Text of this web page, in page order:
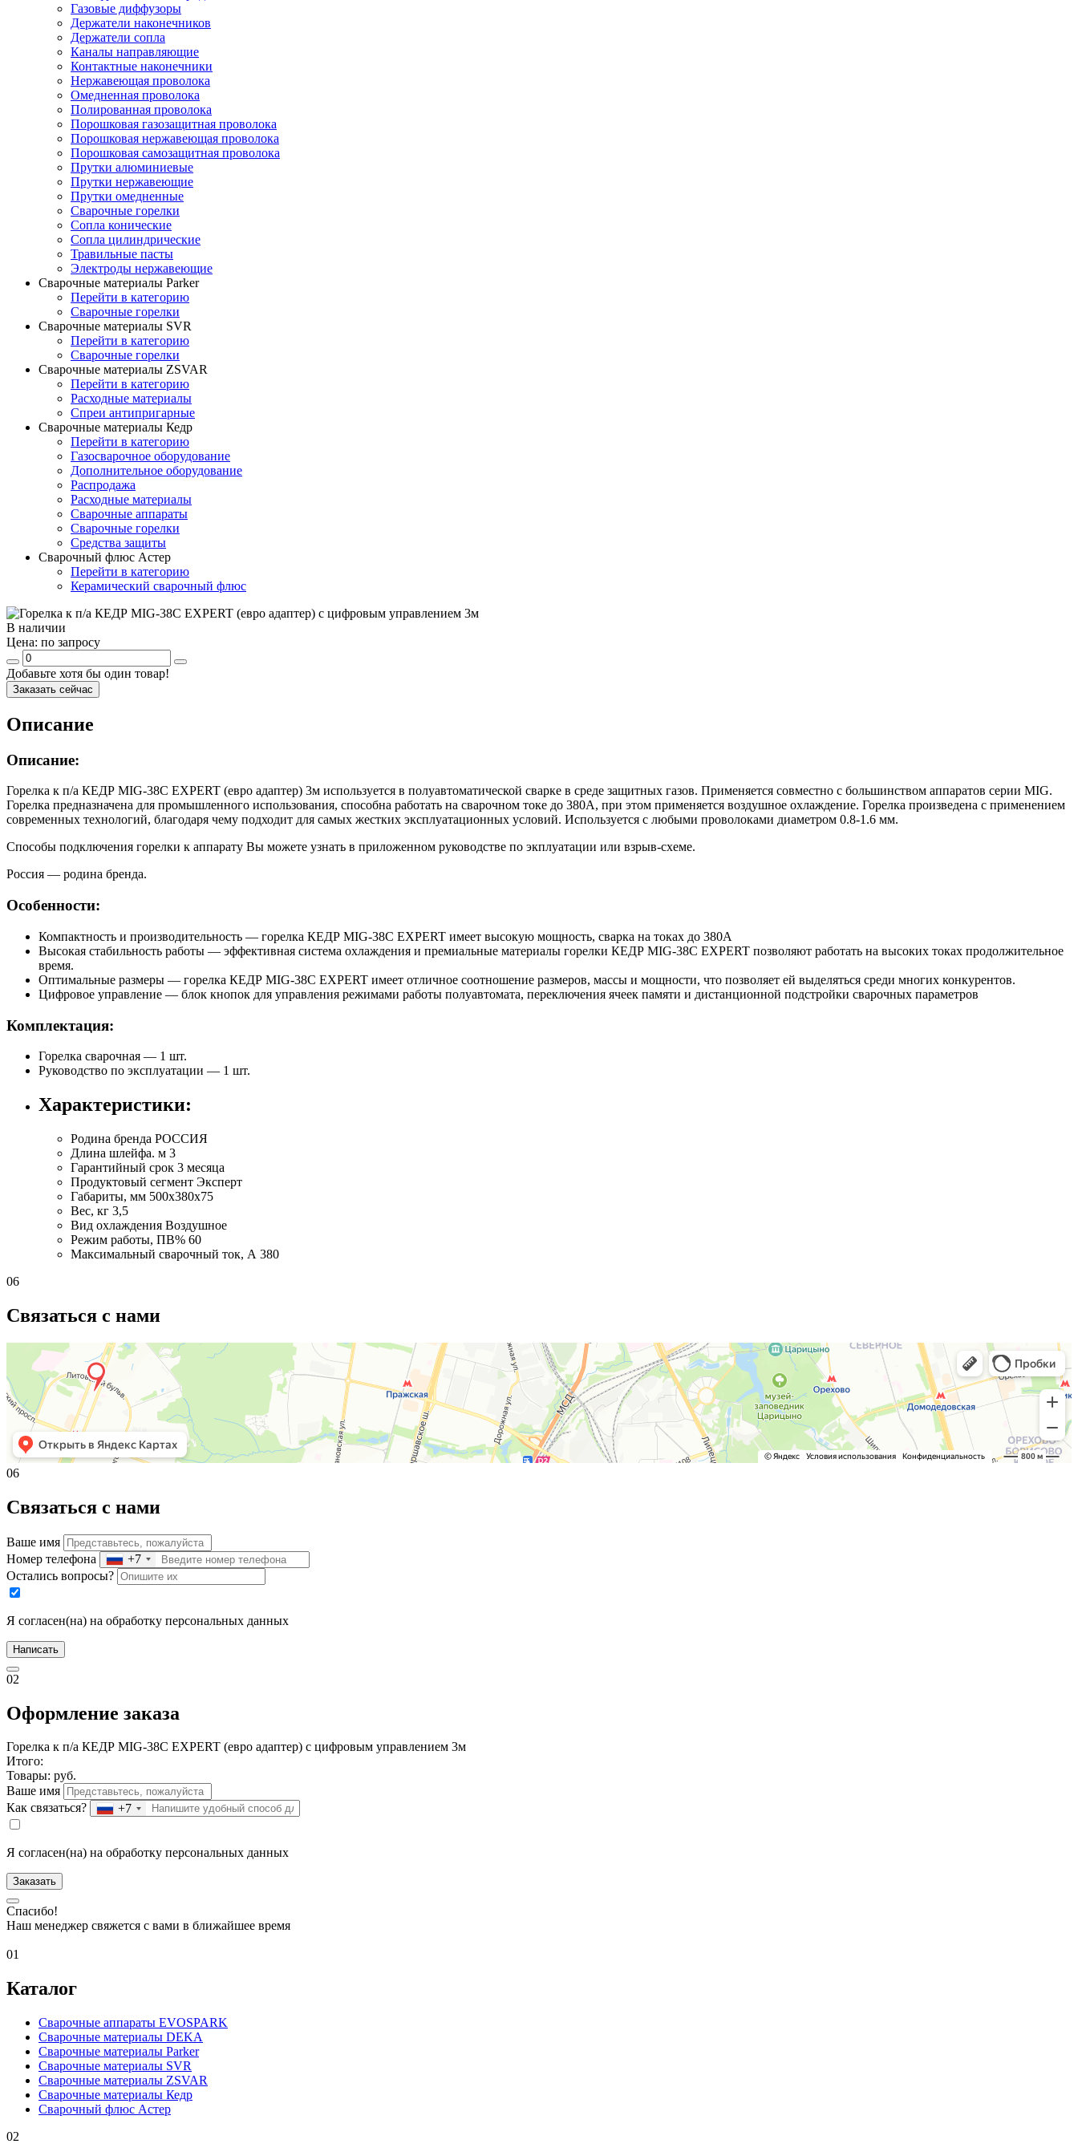
Газовые диффузоры
Держатели наконечников
Держатели сопла
Каналы направляющие
Контактные наконечники
Нержавеющая проволока
Омедненная проволока
Полированная проволока
Порошковая газозащитная проволока
Порошковая нержавеющая проволока
Порошковая самозащитная проволока
Прутки алюминиевые
Прутки нержавеющие
Прутки омедненные
Сварочные горелки
Сопла конические
Сопла цилиндрические
Травильные пасты
Электроды нержавеющие
Сварочные материалы Parker
Перейти в категорию
Сварочные горелки
Сварочные материалы SVR
Перейти в категорию
Сварочные горелки
Сварочные материалы ZSVAR
Перейти в категорию
Расходные материалы
Спреи антипригарные
Сварочные материалы Кедр
Перейти в категорию
Газосварочное оборудование
Дополнительное оборудование
Распродажа
Расходные материалы
Сварочные аппараты
Сварочные горелки
Средства защиты
Сварочный флюс Астер
Перейти в категорию
Керамический сварочный флюс
В наличии
Цена: по запросу
Добавьте хотя бы один товар!
Заказать сейчас
Описание
Описание:
Горелка к п/а КЕДР MIG-38C EXPERT (евро адаптер) 3м используется в полуавтоматической сварке в среде защитных газов. Применяется совместно с большинством аппаратов серии MIG.
Горелка предназначена для промышленного использования, способна работать на сварочном токе до 380А, при этом применяется воздушное охлаждение. Горелка произведена с применением
современных технологий, благодаря чему подходит для самых жестких эксплуатационных условий. Используется с любыми проволоками диаметром 0.8-1.6 мм.
Способы подключения горелки к аппарату Вы можете узнать в приложенном руководстве по экплуатации или взрыв-схеме.
Россия — родина бренда.
Особенности:
Компактность и производительность — горелка КЕДР MIG-38C EXPERT имеет высокую мощность, сварка на токах до 380А
Высокая стабильность работы — эффективная система охлаждения и премиальные материалы горелки КЕДР MIG-38C EXPERT позволяют работать на высоких токах продолжительное
время.
Оптимальные размеры — горелка КЕДР MIG-38C EXPERT имеет отличное соотношение размеров, массы и мощности, что позволяет ей выделяться среди многих конкурентов.
Цифровое управление — блок кнопок для управления режимами работы полуавтомата, переключения ячеек памяти и дистанционной подстройки сварочных параметров
Комплектация:
Горелка сварочная — 1 шт.
Руководство по эксплуатации — 1 шт.
Характеристики:
Родина бренда РОССИЯ
Длина шлейфа. м 3
Гарантийный срок 3 месяца
Продуктовый сегмент Эксперт
Габариты, мм 500x380x75
Вес, кг 3,5
Вид охлаждения Воздушное
Режим работы, ПВ% 60
Максимальный сварочный ток, А 380
06
Связаться с нами
06
Связаться с нами
Ваше имя
Номер телефона
+7
Остались вопросы?
Я согласен(на) на обработку персональных данных
Написать
02
Оформление заказа
Горелка к п/а КЕДР MIG-38C EXPERT (евро адаптер) с цифровым управлением 3м
Итого:
Товары: руб.
Ваше имя
Как связаться?
+7
Я согласен(на) на обработку персональных данных
Заказать
Спасибо!
Наш менеджер свяжется с вами в ближайшее время
01
Каталог
Сварочные аппараты EVOSPARK
Сварочные материалы DEKA
Сварочные материалы Parker
Сварочные материалы SVR
Сварочные материалы ZSVAR
Сварочные материалы Кедр
Сварочный флюс Астер
02